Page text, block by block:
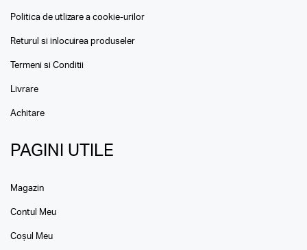
Politica de utlizare a cookie-urilor
Returul si inlocuirea produseler
Termeni si Conditii
Livrare
Achitare
PAGINI UTILE
Magazin
Contul Meu
Coșul Meu